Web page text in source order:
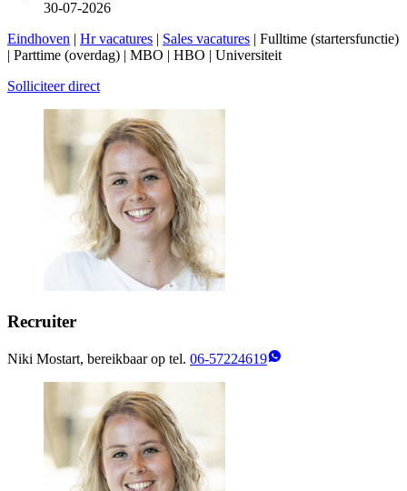
30-07-2026
Eindhoven | Hr vacatures | Sales vacatures | Fulltime (startersfunctie)
| Parttime (overdag) | MBO | HBO | Universiteit
Solliciteer direct
Recruiter
Niki Mostart, bereikbaar op tel. 06-57224619